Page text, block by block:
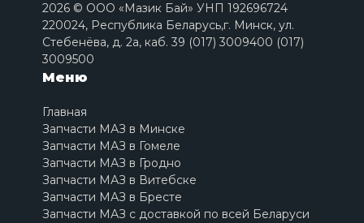
2026 © ООО «Мазик Бай» УНП 192696724
220024, Республика Беларусь,г. Минск, ул.
Стебенёва, д. 2a, каб. 39 (017) 3009400 (017)
3009500
Меню
Главная
Запчасти МАЗ в Минске
Запчасти МАЗ в Гомеле
Запчасти МАЗ в Гродно
Запчасти МАЗ в Витебске
Запчасти МАЗ в Бресте
Запчасти МАЗ с доставкой по всей Беларуси